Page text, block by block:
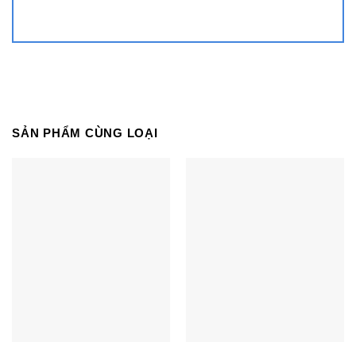
hợp. Đây không chỉ là thiết bị giải trí mà còn là
SẢN PHẨM CÙNG LOẠI